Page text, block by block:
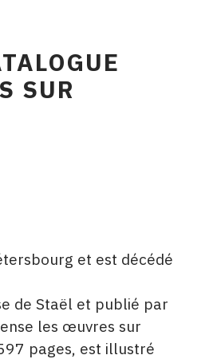
SUR
et est décédé
de Staël et publié par
les œuvres sur
pages, est illustré